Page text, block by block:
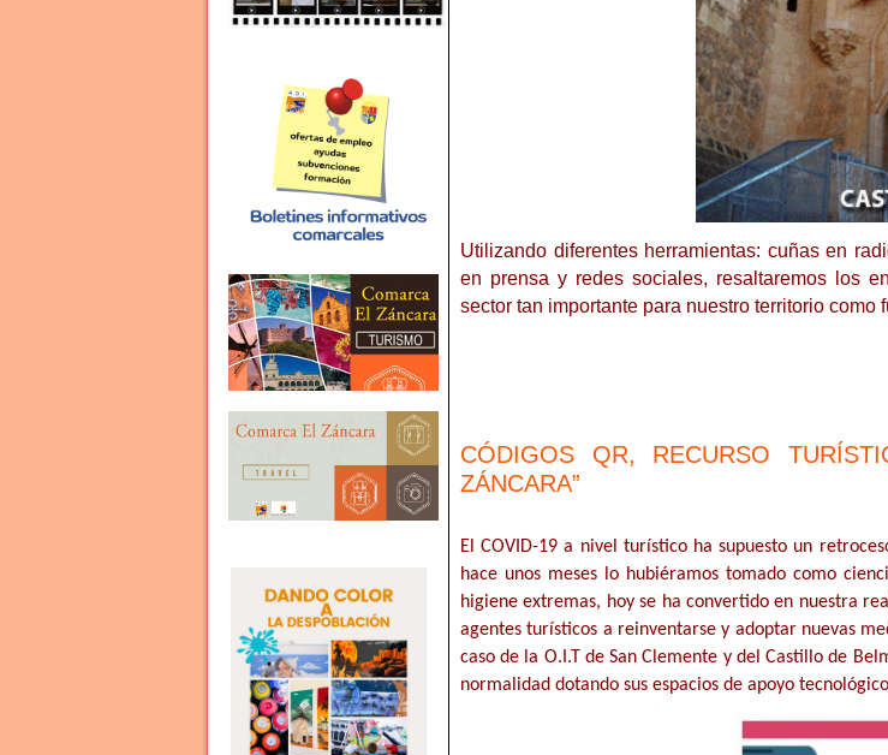
Utilizando diferentes herramientas: cuñas en
en prensa y redes sociales, resaltaremos los
sector tan importante para nuestro territorio como
CÓDIGOS QR, RECURSO
ZÁNCARA”
El COVID-19 a nivel turístico ha supuesto un
hace unos meses lo hubiéramos tomado como
higiene extremas, hoy se ha convertido en nuestra
agentes turísticos a reinventarse y adoptar nuevas
caso de la O.I.T de San Clemente y del Castillo de
normalidad dotando sus espacios de apoyo